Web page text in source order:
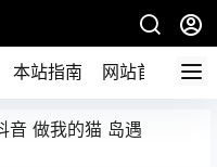
本站指南 网站首页
音 做我的猫 岛遇